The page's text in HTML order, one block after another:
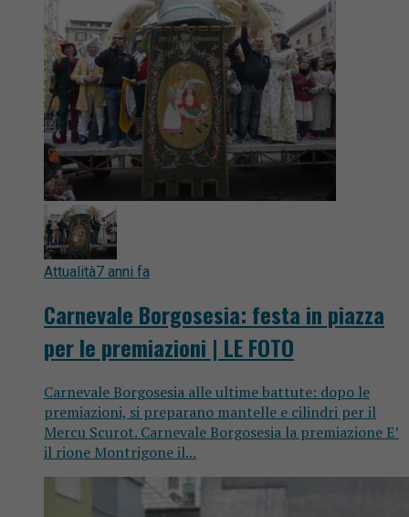
Attualità7 anni fa
Carnevale Borgosesia: festa in piazza
per le premiazioni | LE FOTO
Carnevale Borgosesia alle ultime battute: dopo le
premiazioni, si preparano mantelle e cilindri per il
Mercu Scurot. Carnevale Borgosesia la premiazione E’
il rione Montrigone il...